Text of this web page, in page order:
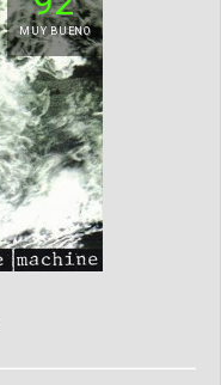
MUY BUENO